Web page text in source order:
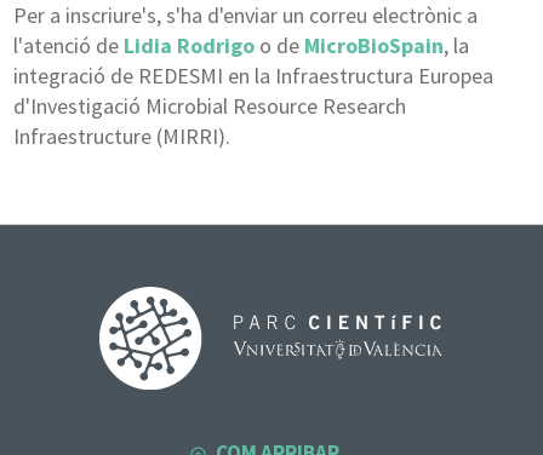
Per a inscriure's, s'ha d'enviar un correu electrònic a
l'atenció de Lidia Rodrigoo de MicroBioSpain, la
integració de REDESMI en la Infraestructura Europea
d'Investigació Microbial Resource Research
Infraestructure (MIRRI).